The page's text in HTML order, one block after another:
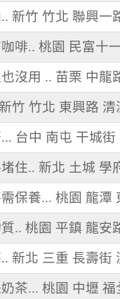
新竹 竹北 聯興一
啡.. 桃園 民富十
沒用 .. 苗栗 中龍
竹 竹北 東興路 清
台中 南屯 干城街
住.. 新北 土城 學
保養... 桃園 龍潭
.. 桃園 平鎮 龍安
新北 三重 長壽街
茶... 桃園 中壢